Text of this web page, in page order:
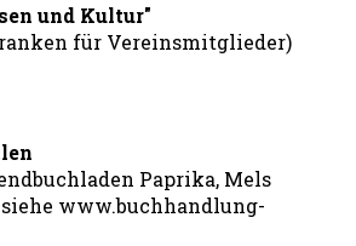
und Kultur"
für Vereinsmitglieder)
Paprika, Mels
www.buchhandlung-